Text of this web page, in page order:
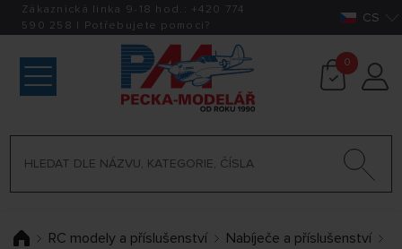
Zákaznická linka 9-18 hod.: +420 774
590 258 | Potřebujete pomoci? CS
0
RC modely a příslušenství
Nabíječe a příslušenství